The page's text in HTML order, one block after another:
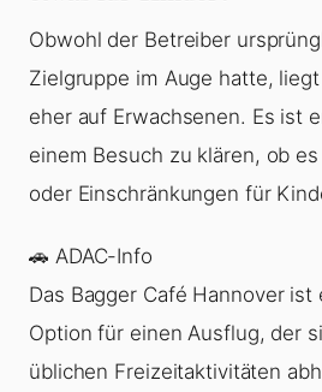
Obwohl der Betreiber
Zielgruppe im Auge hatte,
eher auf Erwachsenen. Es ist
einem Besuch zu klären, ob
oder Einschränkungen für
🚗 ADAC-Info
Das Bagger Café Hannover
Option für einen Ausflug, der
üblichen Freizeitaktivitäten